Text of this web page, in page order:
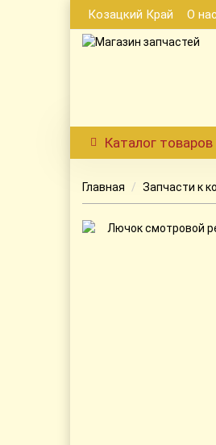
Козацкий Край О нас
Каталог товаров
Главная Запчасти к